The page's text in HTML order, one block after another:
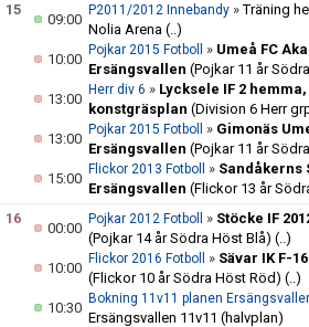
15
09:00
P2011/2012 Innebandy »Träning
Nolia Arena (..)
10:00
Pojkar 2015 Fotboll » Umeå FC
Ersängsvallen (Pojkar 11 år
13:00
Herr div 6 » Lycksele IF 2
konstgräsplan (Division 6 Herr
13:00
Pojkar 2015 Fotboll » Gimonäs
Ersängsvallen (Pojkar 11 år
15:00
Flickor 2013 Fotboll » Sandåkerns
Ersängsvallen (Flickor 13 år
16
00:00
Pojkar 2012 Fotboll » Stöcke IF
(Pojkar 14 år Södra Höst Blå) (..)
10:00
Flickor 2016 Fotboll » Sävar IK F-
(Flickor 10 år Södra Höst Röd) (..)
10:30
Bokning 11v11 planen
Ersängsvallen 11v11 (halvplan)